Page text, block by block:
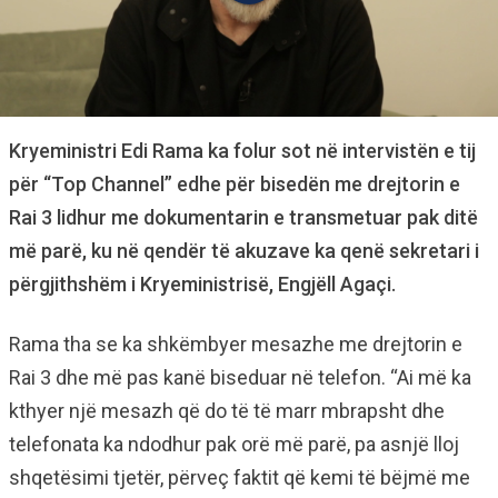
Kryeministri Edi Rama ka folur sot në intervistën e tij
për “Top Channel” edhe për bisedën me drejtorin e
Rai 3 lidhur me dokumentarin e transmetuar pak ditë
më parë, ku në qendër të akuzave ka qenë sekretari i
përgjithshëm i Kryeministrisë, Engjëll Agaçi.
Rama tha se ka shkëmbyer mesazhe me drejtorin e
Rai 3 dhe më pas kanë biseduar në telefon. “Ai më ka
kthyer një mesazh që do të të marr mbrapsht dhe
telefonata ka ndodhur pak orë më parë, pa asnjë lloj
shqetësimi tjetër, përveç faktit që kemi të bëjmë me